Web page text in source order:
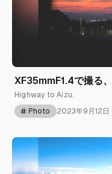
XF35mmF1.4で撮る
Highway to Aizu.
Photo
2023年9月12日